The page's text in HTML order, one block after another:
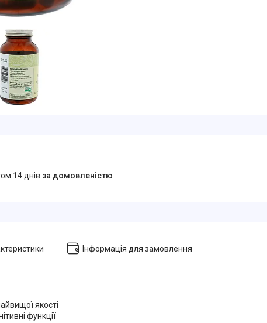
14 днів за домовленістю
Інформація для замовлення
якості
функції